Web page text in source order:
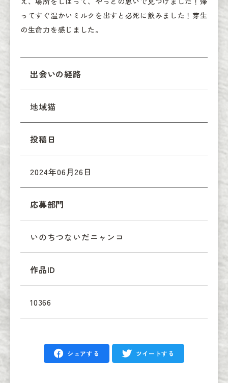
ってすぐ温かいミルクを出すと必死に飲みました！芽生
の生命力を感じました。
出会いの経路
地域猫
投稿日
2024年06月26日
応募部門
いのちつないだニャンコ
作品ID
10366
シェアする ツイートする